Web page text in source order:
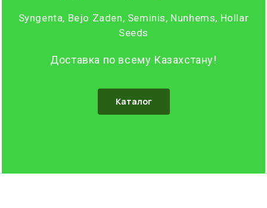
Syngenta, Bejo Zaden, Seminis, Nunhems, Hollar
Seeds
Доставка по всему Казахстану!
Каталог